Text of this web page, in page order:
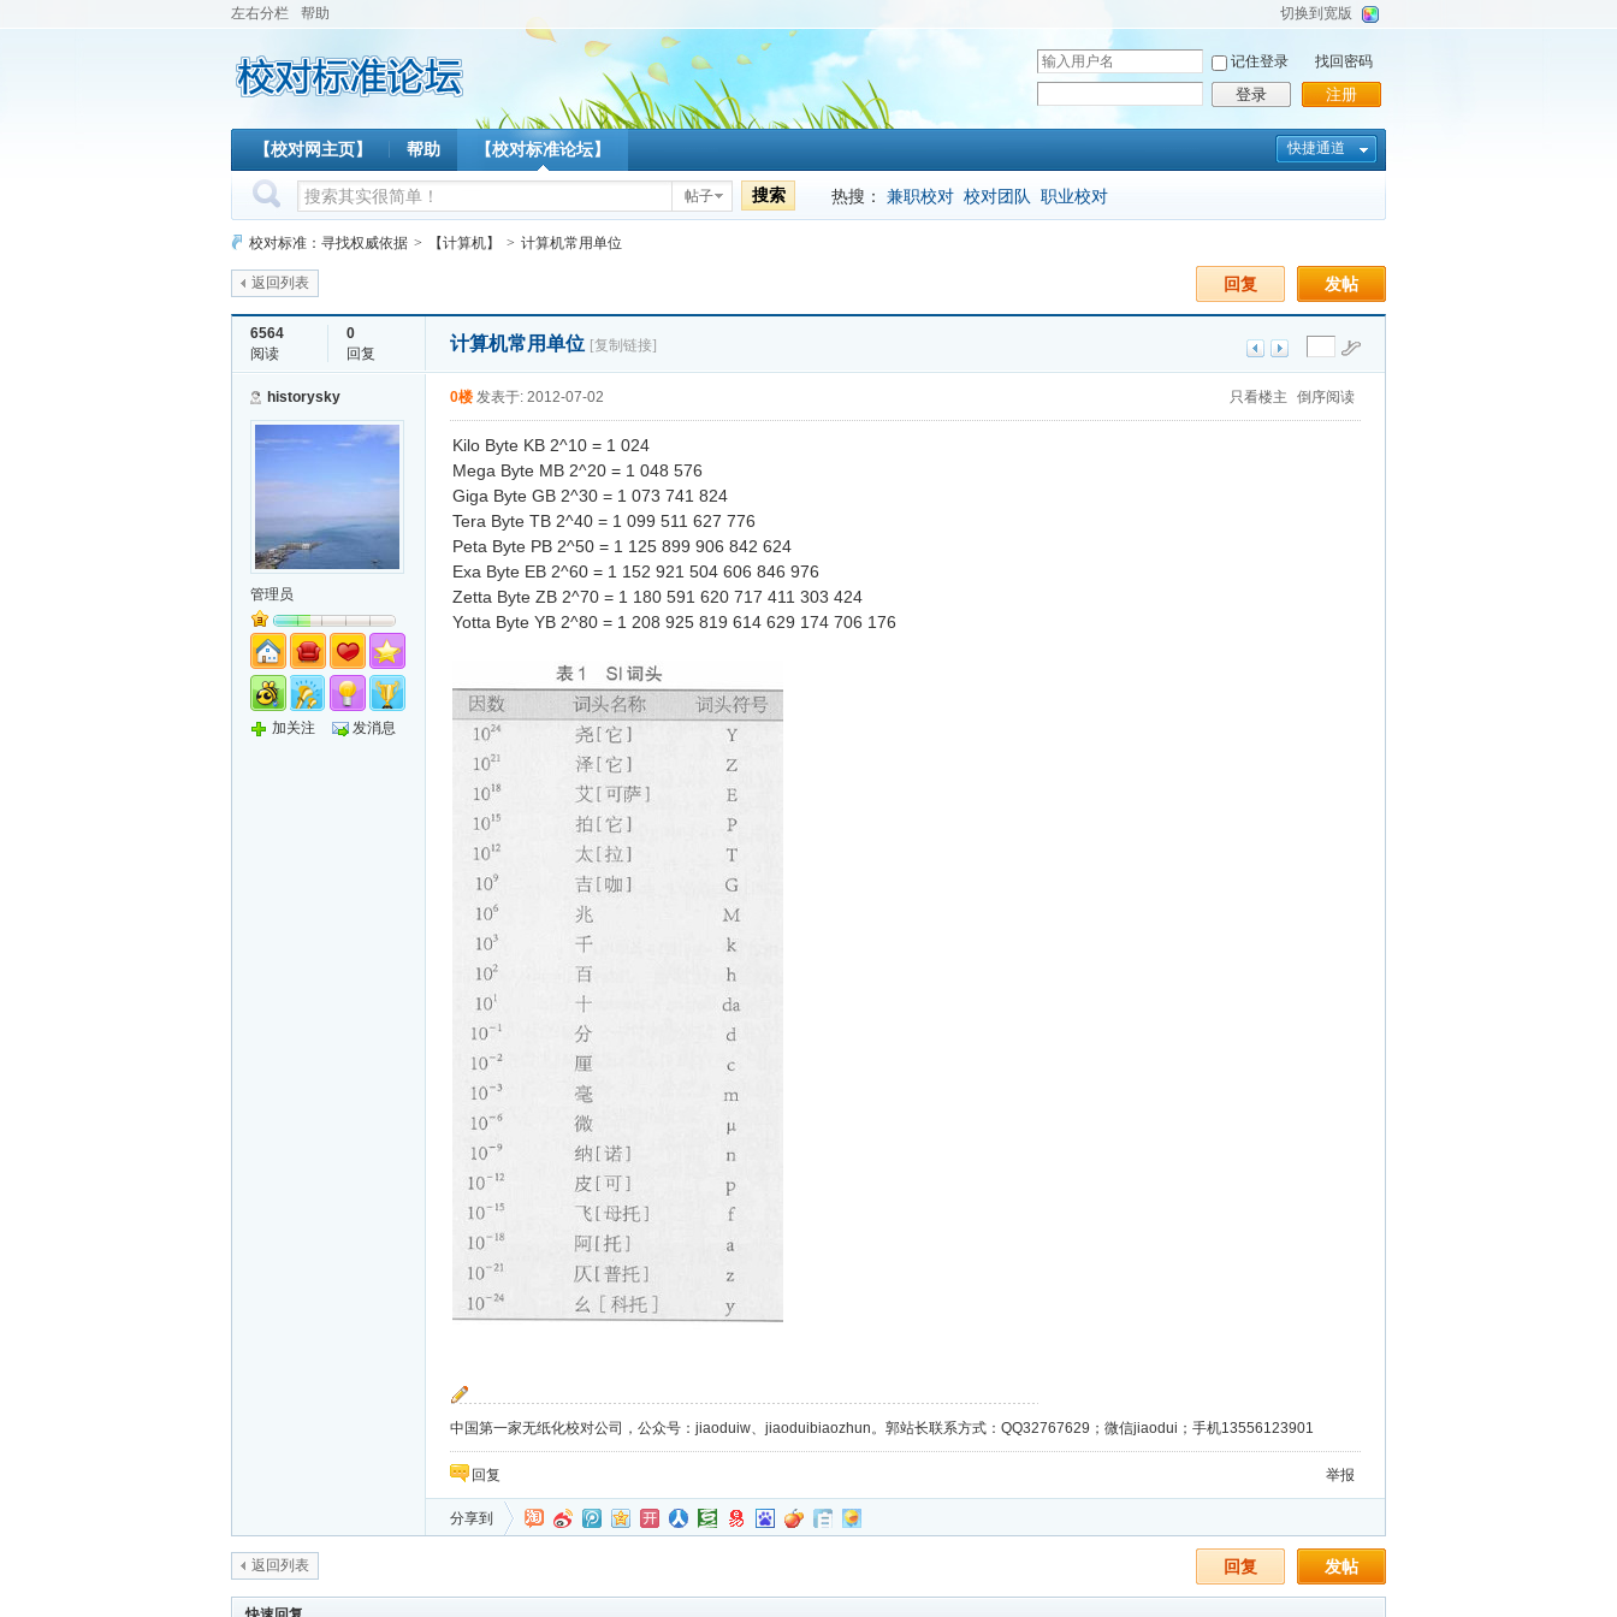
切换到宽版
左右分栏 帮助
用
户
名
记住登录
登录
找回密码
注册
快捷通道
【校对网主页】 帮助 【校对标准论坛】
帖子 搜索 热搜： 兼职校对 校对团队 职业校对
校对标准：寻找权威依据 > 【计算机】 > 计算机常用单位
发帖
回复
返回列表
6564
阅读
0
回复
计算机常用单位 [复制链接]
historysky
管理员
加关注 发消息
只看楼主 倒序阅读
0楼 发表于: 2012-07-02
Kilo Byte KB 2^10 = 1 024
Mega Byte MB 2^20 = 1 048 576
Giga Byte GB 2^30 = 1 073 741 824
Tera Byte TB 2^40 = 1 099 511 627 776
Peta Byte PB 2^50 = 1 125 899 906 842 624
Exa Byte EB 2^60 = 1 152 921 504 606 846 976
Zetta Byte ZB 2^70 = 1 180 591 620 717 411 303 424
Yotta Byte YB 2^80 = 1 208 925 819 614 629 174 706 176
中国第一家无纸化校对公司，公众号：jiaoduiw、jiaoduibiaozhun。郭站长联系方式：QQ32767629；微信jiaodui；手机13556123901
回复 举报
分享到
发帖
回复
返回列表